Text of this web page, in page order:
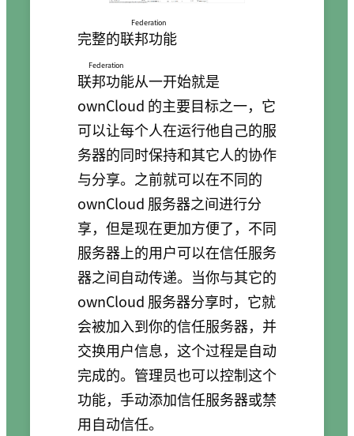
完整的联邦功能
Federation
联邦功能
Federation
从一开始就是
ownCloud 的主要目标之一，它
可以让每个人在运行他自己的服
务器的同时保持和其它人的协作
与分享。之前就可以在不同的
ownCloud 服务器之间进行分
享，但是现在更加方便了，不同
服务器上的用户可以在信任服务
器之间自动传递。当你与其它的
ownCloud 服务器分享时，它就
会被加入到你的信任服务器，并
交换用户信息，这个过程是自动
完成的。管理员也可以控制这个
功能，手动添加信任服务器或禁
用自动信任。